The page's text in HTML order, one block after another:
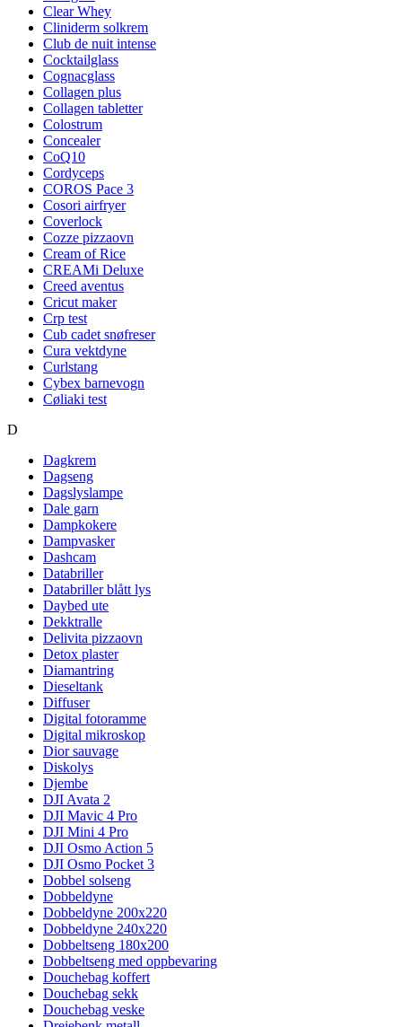
Clear Whey
Cliniderm solkrem
Club de nuit intense
Cocktailglass
Cognacglass
Collagen plus
Collagen tabletter
Colostrum
Concealer
CoQ10
Cordyceps
COROS Pace 3
Cosori airfryer
Coverlock
Cozze pizzaovn
Cream of Rice
CREAMi Deluxe
Creed aventus
Cricut maker
Crp test
Cub cadet snøfreser
Cura vektdyne
Curlstang
Cybex barnevogn
Cøliaki test
D
Dagkrem
Dagseng
Dagslyslampe
Dale garn
Dampkokere
Dampvasker
Dashcam
Databriller
Databriller blått lys
Daybed ute
Dekktralle
Delivita pizzaovn
Detox plaster
Diamantring
Dieseltank
Diffuser
Digital fotoramme
Digital mikroskop
Dior sauvage
Diskolys
Djembe
DJI Avata 2
DJI Mavic 4 Pro
DJI Mini 4 Pro
DJI Osmo Action 5
DJI Osmo Pocket 3
Dobbel solseng
Dobbeldyne
Dobbeldyne 200x220
Dobbeldyne 240x220
Dobbeltseng 180x200
Dobbeltseng med oppbevaring
Douchebag koffert
Douchebag sekk
Douchebag veske